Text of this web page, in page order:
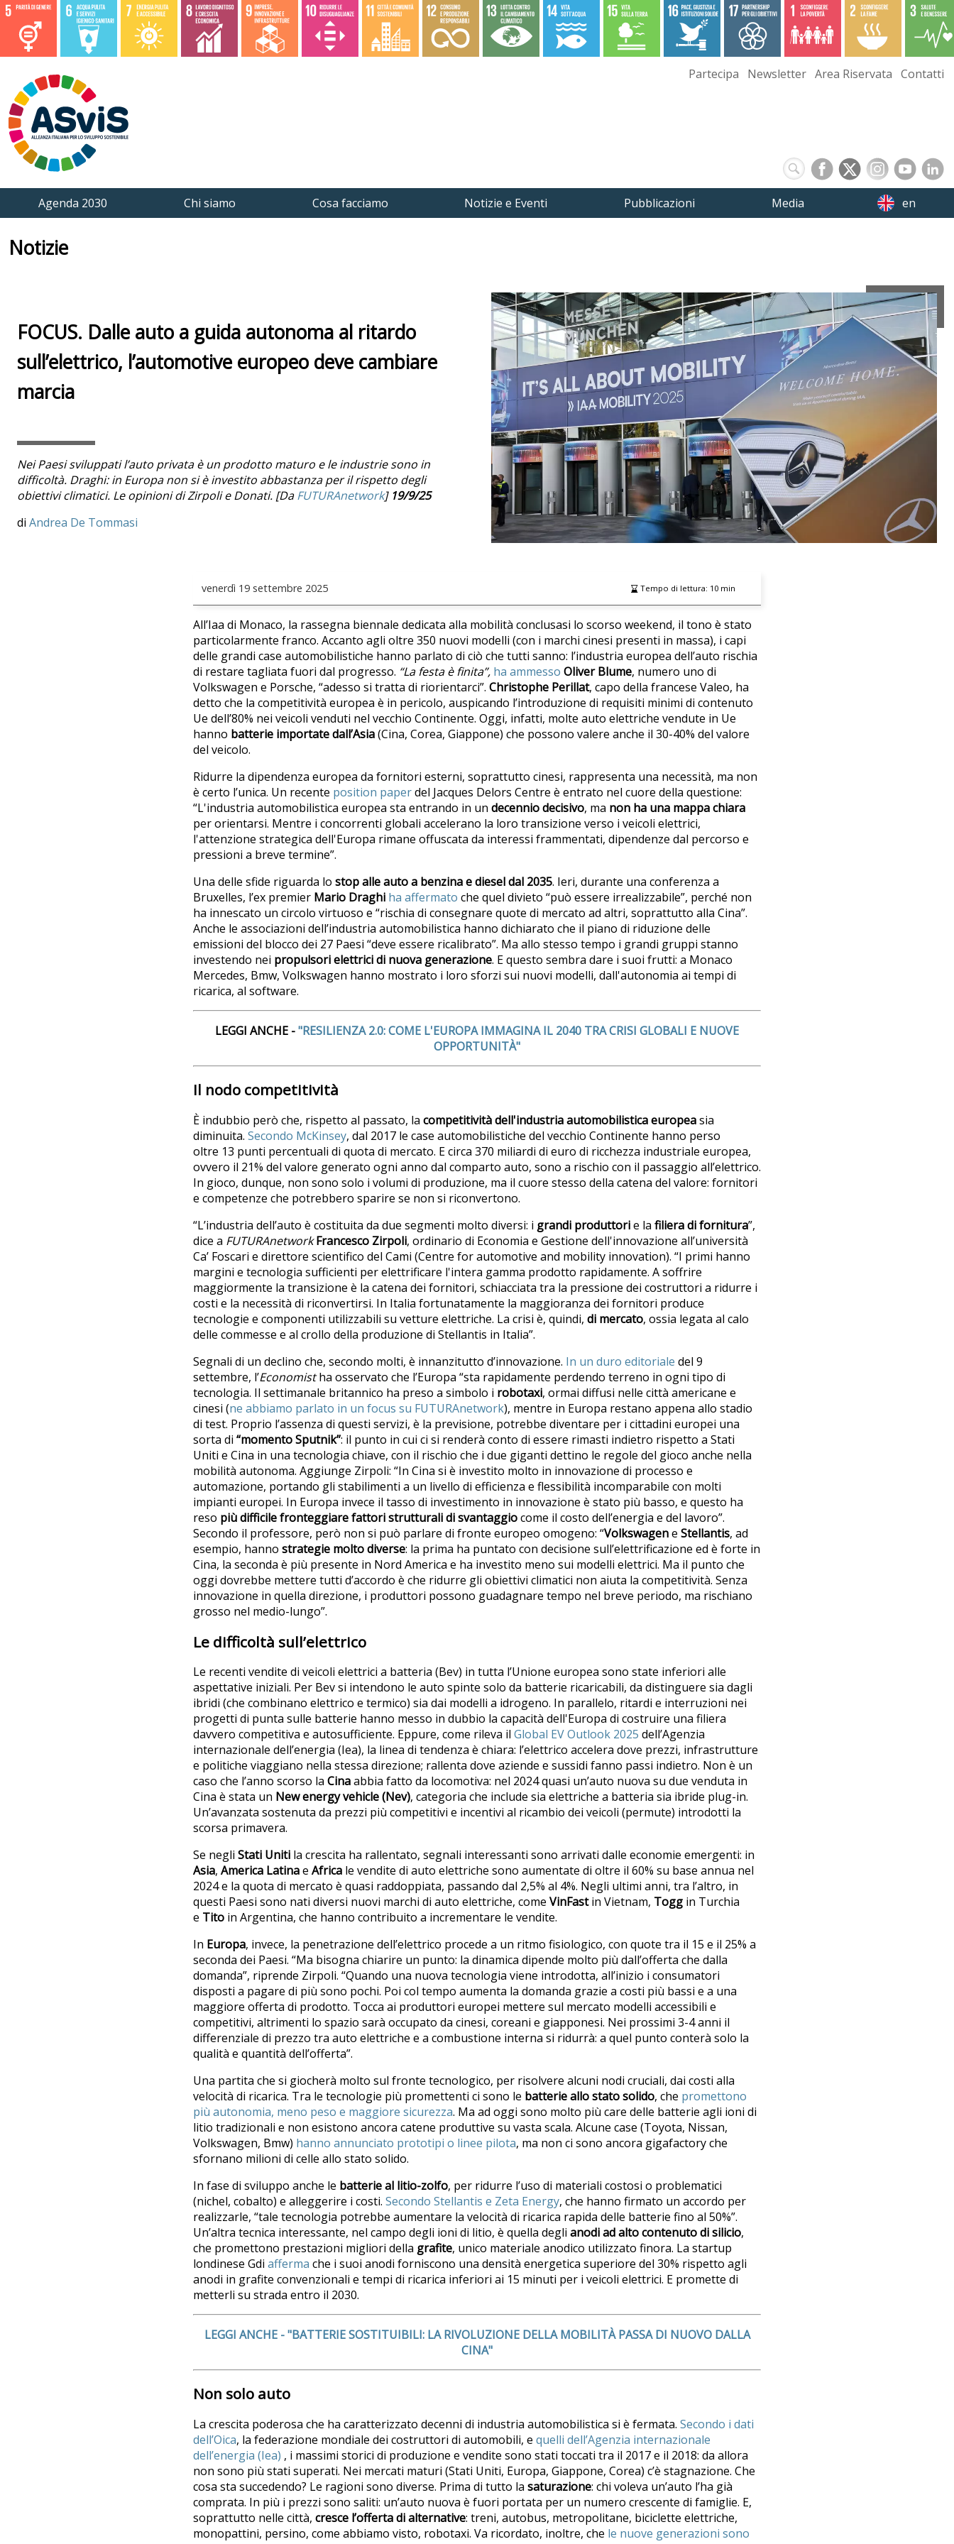
Partecipa Newsletter Area Riservata Contatti
Agenda 2030 Chi siamo Cosa facciamo Notizie e Eventi Pubblicazioni Media en
Notizie
FOCUS. Dalle auto a guida autonoma al ritardo
sull’elettrico, l’automotive europeo deve cambiare
marcia
Nei Paesi sviluppati l’auto privata è un prodotto maturo e le industrie sono in
difficoltà. Draghi: in Europa non si è investito abbastanza per il rispetto degli
obiettivi climatici. Le opinioni di Zirpoli e Donati. [DaFUTURAnetwork] 19/9/25
Andrea De Tommasi
venerdì 19 settembre 2025 Tempo di lettura: 10min
All’Iaa di Monaco, la rassegna biennale dedicata alla mobilità conclusasi lo scorso weekend, il tono è stato
particolarmente franco. Accanto agli oltre 350 nuovi modelli (con i marchi cinesi presenti in massa), i capi
delle grandi case automobilistiche hanno parlato di ciò che tutti sanno: l’industria europea dell’auto rischia
di restare tagliata fuori dal progresso. “La festa è finita”, ha ammesso Oliver Blume, numero uno di
Volkswagen e Porsche, “adesso si tratta di riorientarci”. Christophe Perillat, capo della francese Valeo, ha
detto che la competitività europea è in pericolo, auspicando l’introduzione di requisiti minimi di contenuto
Ue dell’80% nei veicoli venduti nel vecchio Continente. Oggi, infatti, molte auto elettriche vendute in Ue
hanno batterie importate dall’Asia(Cina, Corea, Giappone) che possono valere anche il 30-40% del valore
del veicolo.
Ridurre la dipendenza europea da fornitori esterni, soprattutto cinesi, rappresenta una necessità, ma non
è certo l’unica. Un recente position paperdel Jacques Delors Centre è entrato nel cuore della questione:
“L'industria automobilistica europea sta entrando in un decennio decisivo, ma non ha una mappa chiara
per orientarsi. Mentre i concorrenti globali accelerano la loro transizione verso i veicoli elettrici,
l'attenzione strategica dell'Europa rimane offuscata da interessi frammentati, dipendenze dal percorso e
pressioni a breve termine”.
Una delle sfide riguarda lo stop alle auto a benzina e diesel dal 2035. Ieri, durante una conferenza a
Bruxelles, l’ex premier Mario Draghi ha affermato che quel divieto “può essere irrealizzabile”, perché non
ha innescato un circolo virtuoso e “rischia di consegnare quote di mercato ad altri, soprattutto alla Cina”.
Anche le associazioni dell’industria automobilistica hanno dichiarato che il piano di riduzione delle
emissioni del blocco dei 27 Paesi “deve essere ricalibrato”. Ma allo stesso tempo i grandi gruppi stanno
investendo nei propulsori elettrici di nuova generazione. E questo sembra dare i suoi frutti: a Monaco
Mercedes, Bmw, Volkswagen hanno mostrato i loro sforzi sui nuovi modelli, dall'autonomia ai tempi di
ricarica, al software.
LEGGI ANCHE -"RESILIENZA 2.0: COME L'EUROPA IMMAGINA IL 2040 TRA CRISI GLOBALI E NUOVE
OPPORTUNITÀ"
Il nodo competitività
È indubbio però che, rispetto al passato, la competitività dell'industria automobilistica europeasia
diminuita. Secondo McKinsey, dal 2017 le case automobilistiche del vecchio Continente hanno perso
oltre 13 punti percentuali di quota di mercato. E circa 370 miliardi di euro di ricchezza industriale europea,
ovvero il 21% del valore generato ogni anno dal comparto auto, sono a rischio con il passaggio all’elettrico.
In gioco, dunque, non sono solo i volumi di produzione, ma il cuore stesso della catena del valore: fornitori
e competenze che potrebbero sparire se non si riconvertono.
“L’industria dell’auto è costituita da due segmenti molto diversi: i grandi produttorie la filiera di fornitura”,
dice a FUTURAnetwork Francesco Zirpoli, ordinario di Economia e Gestione dell'innovazione all’università
Ca’ Foscari e direttore scientifico del Cami (Centre for automotive and mobility innovation). “I primi hanno
margini e tecnologia sufficienti per elettrificare l'intera gamma prodotto rapidamente. A soffrire
maggiormente la transizione è la catena dei fornitori, schiacciata tra la pressione dei costruttori a ridurre i
costi e la necessità di riconvertirsi. In Italia fortunatamente la maggioranza dei fornitori produce
tecnologie e componenti utilizzabili su vetture elettriche. La crisi è, quindi, di mercato, ossia legata al calo
delle commesse e al crollo della produzione di Stellantis in Italia”.
Segnali di un declino che, secondo molti, è innanzitutto d’innovazione. In un duro editoriale del 9
settembre, l’Economistha osservato che l’Europa “sta rapidamente perdendo terreno in ogni tipo di
tecnologia. Il settimanale britannico ha preso a simbolo i robotaxi, ormai diffusi nelle città americane e
cinesi (ne abbiamo parlato in un focus su FUTURAnetwork), mentre in Europa restano appena allo stadio
di test. Proprio l’assenza di questi servizi, è la previsione, potrebbe diventare per i cittadini europei una
sorta di “momento Sputnik”: il punto in cui ci si renderà conto di essere rimasti indietro rispetto a Stati
Uniti e Cina in una tecnologia chiave, con il rischio che i due giganti dettino le regole del gioco anche nella
mobilità autonoma. Aggiunge Zirpoli: “In Cina si è investito molto in innovazione di processo e
automazione, portando gli stabilimenti a un livello di efficienza e flessibilità incomparabile con molti
impianti europei. In Europa invece il tasso di investimento in innovazione è stato più basso, e questo ha
reso più difficile fronteggiare fattori strutturali di svantaggiocome il costo dell’energia e del lavoro”.
Secondo il professore, però non si può parlare di fronte europeo omogeno: “Volkswagene Stellantis, ad
esempio, hanno strategie molto diverse: la prima ha puntato con decisione sull’elettrificazione ed è forte in
Cina, la seconda è più presente in Nord America e ha investito meno sui modelli elettrici. Ma il punto che
oggi dovrebbe mettere tutti d’accordo è che ridurre gli obiettivi climatici non aiuta la competitività. Senza
innovazione in quella direzione, i produttori possono guadagnare tempo nel breve periodo, ma rischiano
grosso nel medio-lungo”.
Le difficoltà sull’elettrico
Le recenti vendite di veicoli elettrici a batteria (Bev) in tutta l’Unione europea sono state inferiori alle
aspettative iniziali. Per Bev si intendono le auto spinte solo da batterie ricaricabili, da distinguere sia dagli
ibridi (che combinano elettrico e termico) sia dai modelli a idrogeno. In parallelo, ritardi e interruzioni nei
progetti di punta sulle batterie hanno messo in dubbio la capacità dell'Europa di costruire una filiera
davvero competitiva e autosufficiente. Eppure, come rileva il Global EV Outlook 2025 dell’Agenzia
internazionale dell’energia (Iea), la linea di tendenza è chiara: l’elettrico accelera dove prezzi, infrastrutture
e politiche viaggiano nella stessa direzione; rallenta dove aziende e sussidi fanno passi indietro. Non è un
caso che l’anno scorso la Cinaabbia fatto da locomotiva: nel 2024 quasi un’auto nuova su due venduta in
Cina è stata un New energy vehicle (Nev), categoria che include sia elettriche a batteria sia ibride plug-in.
Un’avanzata sostenuta da prezzi più competitivi e incentivi al ricambio dei veicoli (permute) introdotti la
scorsa primavera.
Se negli Stati Uniti la crescita ha rallentato, segnali interessanti sono arrivati dalle economie emergenti: in
Asia, America Latinae Africa le vendite di auto elettriche sono aumentate di oltre il 60% su base annua nel
2024 e la quota di mercato è quasi raddoppiata, passando dal 2,5% al ​​4%. Negli ultimi anni, tra l’altro, in
questi Paesi sono nati diversi nuovi marchi di auto elettriche, come VinFastin Vietnam, Togg in Turchia
e Tito in Argentina, che hanno contribuito a incrementare le vendite.
In Europa, invece, la penetrazione dell’elettrico procede a un ritmo fisiologico, con quote tra il 15 e il 25% a
seconda dei Paesi. “Ma bisogna chiarire un punto: la dinamica dipende molto più dall’offerta che dalla
domanda”, riprende Zirpoli. “Quando una nuova tecnologia viene introdotta, all’inizio i consumatori
disposti a pagare di più sono pochi. Poi col tempo aumenta la domanda grazie a costi più bassi e a una
maggiore offerta di prodotto. Tocca ai produttori europei mettere sul mercato modelli accessibili e
competitivi, altrimenti lo spazio sarà occupato da cinesi, coreani e giapponesi. Nei prossimi 3-4 anni il
differenziale di prezzo tra auto elettriche e a combustione interna si ridurrà: a quel punto conterà solo la
qualità e quantità dell’offerta”.
Una partita che si giocherà molto sul fronte tecnologico, per risolvere alcuni nodi cruciali, dai costi alla
velocità di ricarica. Tra le tecnologie più promettenti ci sono le batterie allo stato solido, che promettono
più autonomia, meno peso e maggiore sicurezza. Ma ad oggi sono molto più care delle batterie agli ioni di
litio tradizionali e non esistono ancora catene produttive su vasta scala. Alcune case (Toyota, Nissan,
Volkswagen, Bmw) hanno annunciato prototipi o linee pilota, ma non ci sono ancora gigafactory che
sfornano milioni di celle allo stato solido.
In fase di sviluppo anche le batterie al litio-zolfo, per ridurre l’uso di materiali costosi o problematici
(nichel, cobalto) e alleggerire i costi. Secondo Stellantis e Zeta Energy, che hanno firmato un accordo per
realizzarle, “tale tecnologia potrebbe aumentare la velocità di ricarica rapida delle batterie fino al 50%”.
Un’altra tecnica interessante, nel campo degli ioni di litio, è quella degli anodi ad alto contenuto di silicio,
che promettono prestazioni migliori della grafite, unico materiale anodico utilizzato finora. La startup
londinese Gdi afferma che i suoi anodi forniscono una densità energetica superiore del 30% rispetto agli
anodi in grafite convenzionali e tempi di ricarica inferiori ai 15 minuti per i veicoli elettrici. E promette di
metterli su strada entro il 2030.
LEGGI ANCHE - "BATTERIE SOSTITUIBILI: LA RIVOLUZIONE DELLA MOBILITÀ PASSA DI NUOVO DALLA
CINA"
Non solo auto
La crescita poderosa che ha caratterizzato decenni di industria automobilistica si è fermata. Secondo i dati
dell’Oica, la federazione mondiale dei costruttori di automobili, e quelli dell’Agenzia internazionale
dell’energia (Iea) , i massimi storici di produzione e vendite sono stati toccati tra il 2017 e il 2018: da allora
non sono più stati superati. Nei mercati maturi (Stati Uniti, Europa, Giappone, Corea) c’è stagnazione. Che
cosa sta succedendo? Le ragioni sono diverse. Prima di tutto la saturazione: chi voleva un’auto l’ha già
comprata. In più i prezzi sono saliti: un’auto nuova è fuori portata per un numero crescente di famiglie. E,
soprattutto nelle città, cresce l’offerta di alternative: treni, autobus, metropolitane, biciclette elettriche,
monopattini, persino, come abbiamo visto, robotaxi. Va ricordato, inoltre, che le nuove generazioni sono